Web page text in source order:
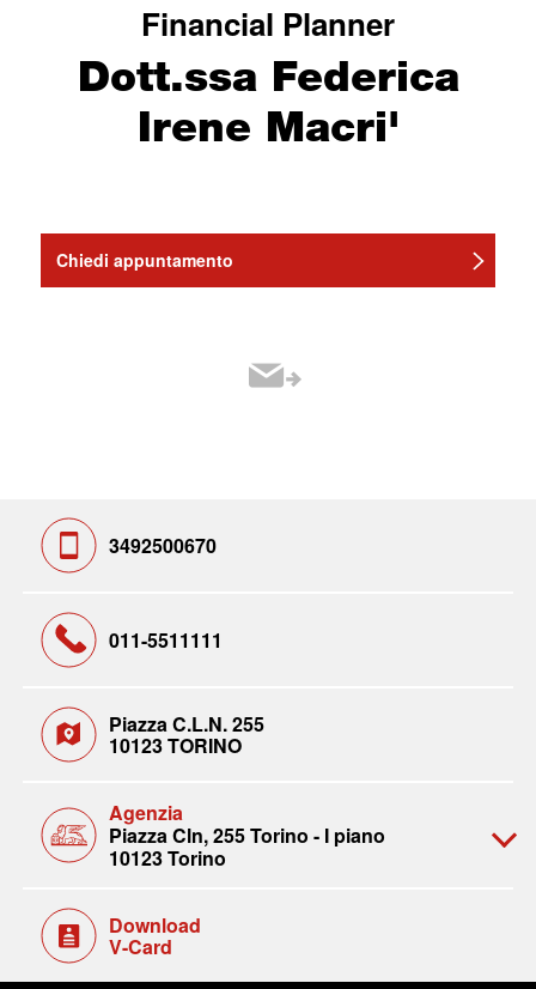
Financial Planner
Dott.ssa Federica
Irene Macri'
Chiedi appuntamento
3492500670
011-5511111
Piazza C.L.N. 255
10123 TORINO
Agenzia
Piazza Cln, 255 Torino - I piano
10123 Torino
Download
V-Card